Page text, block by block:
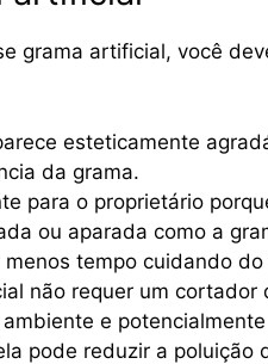
grama artificial, você
esteticamente
da grama.
para o proprietário
ou aparada como a
tempo cuidando
não requer um
e
pode reduzir a